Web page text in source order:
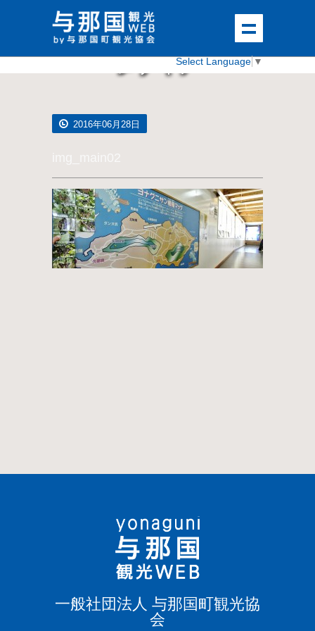
Select Language ▼
メディア
2016年06月28日
一般社団法人 与那国町観光協
会